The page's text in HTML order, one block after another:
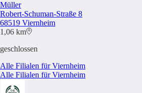
Müller
Robert-Schuman-Straße 8
68519 Viernheim
1,06 km
geschlossen
Alle Filialen für Viernheim
Alle Filialen für Viernheim